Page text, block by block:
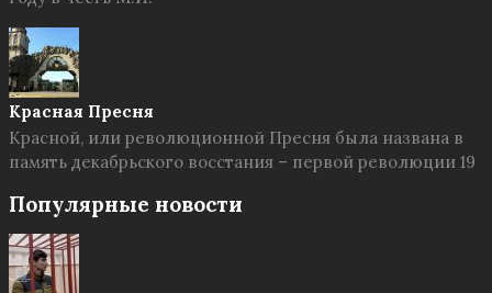
Красная Пресня
Красной, или революционной Пресня была названа в
память декабрьского восстания – первой революции 19
Популярные новости